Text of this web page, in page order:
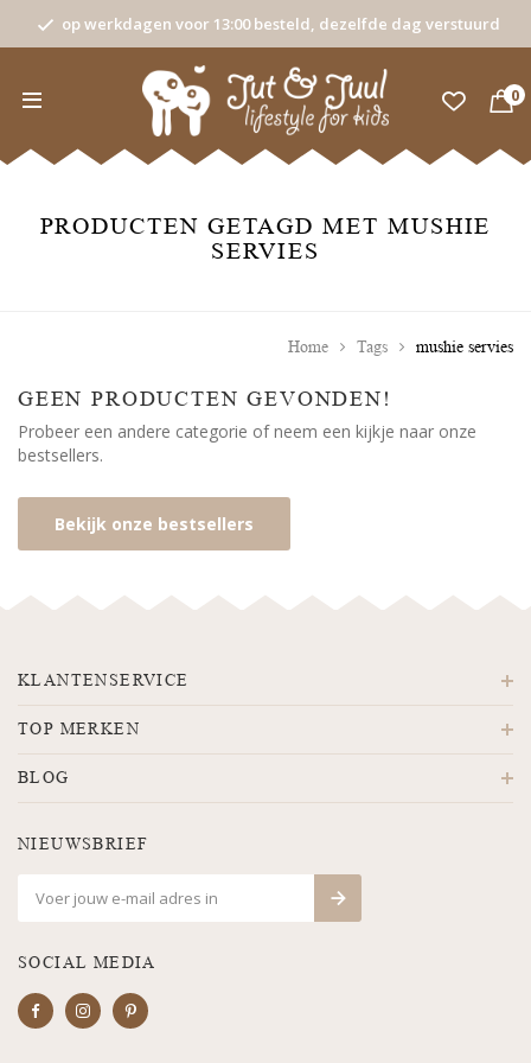
op werkdagen voor 13:00 besteld, dezelfde dag verstuurd
0
PRODUCTEN GETAGD MET MUSHIE
SERVIES
Home Tags mushie servies
GEEN PRODUCTEN GEVONDEN!
Probeer een andere categorie of neem een kijkje naar onze
bestsellers.
Bekijk onze bestsellers
KLANTENSERVICE
TOP MERKEN
BLOG
NIEUWSBRIEF
SOCIAL MEDIA